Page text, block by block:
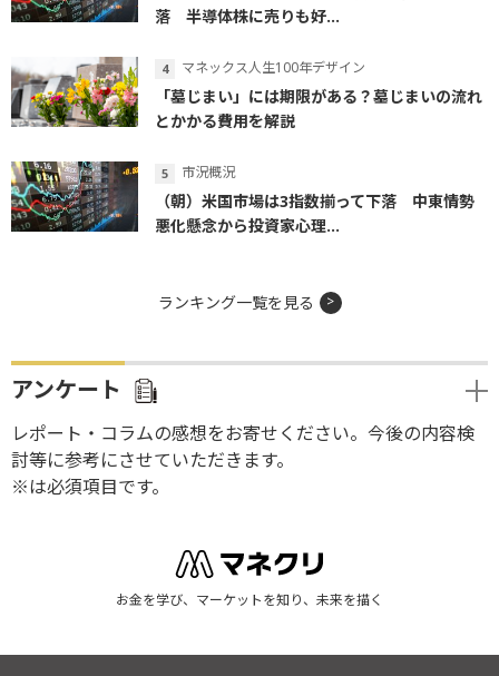
落 半導体株に売りも好...
マネックス人生100年デザイン
「墓じまい」には期限がある？墓じまいの流れ
とかかる費用を解説
市況概況
（朝）米国市場は3指数揃って下落 中東情勢
悪化懸念から投資家心理...
ランキング一覧を見る
アンケート
レポート・コラムの感想をお寄せください。今後の内容検
討等に参考にさせていただきます。
※は必須項目です。
お金を学び、マーケットを知り、未来を描く